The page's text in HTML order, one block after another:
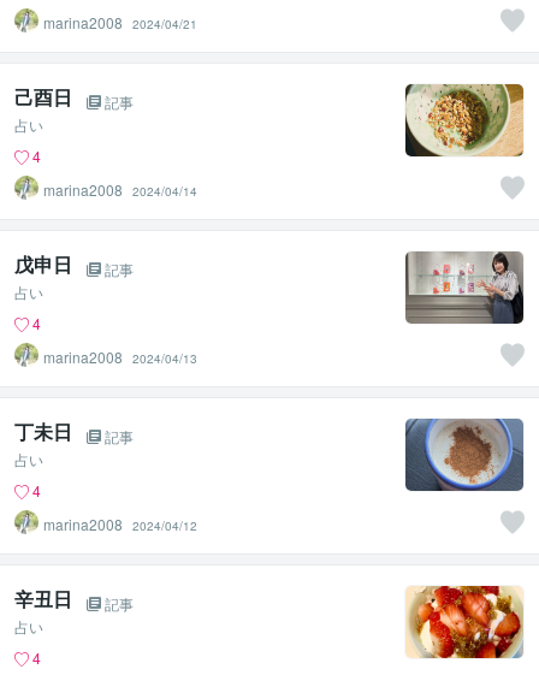
marina2008
2024/04/21
己酉日
記事
占い
4
marina2008
2024/04/14
戊申日
記事
占い
4
marina2008
2024/04/13
丁未日
記事
占い
4
marina2008
2024/04/12
辛丑日
記事
占い
4